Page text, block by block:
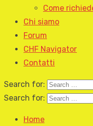
Come
Chi siamo
Forum
CHF Navigator
Contatti
Search for:
Search for:
Home